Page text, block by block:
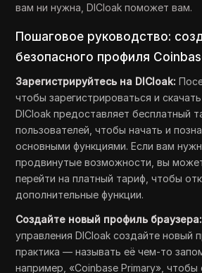
вам ни нужна, DICloak поможет вам.
Пошаговое руководство:
безопасного профиля
Зарегистрируйтесь на DICloak:
чтобы зарегистрироваться и
DICloak предоставляет бесплатный
пользователей, чтобы начать и
основными функциями. Если вам
продвинутые возможности, вы
перейти на платный тариф, чтобы
дополнительные функции.
Создайте новый профиль браузера:
управления DICloak создайте новый
практика — называть её чем-то
например, «Coinbase Primary», чтобы